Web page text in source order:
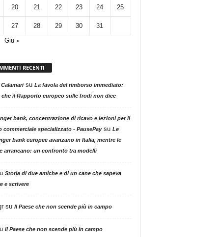
20 21 22 23 24 25
27 28 29 30
31
Giu »
RECENTI
su La favola del rimborso immediato:
che il Rapporto europeo sulle frodi non dice
bank, concentrazione di ricavo e lezioni per il
commerciale specializzato - PausePaysu Le
bank europee avanzano in Italia, mentre le
arrancano: un confronto tra modelli
Storia di due amiche e di un cane che sapeva
e scrivere
su Il Paese che non scende più in campo
Il Paese che non scende più in campo